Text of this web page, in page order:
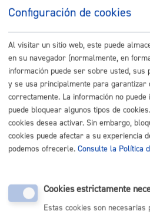
01/ 372
BERABERA , PS DE 4 Behea
Localidad y C.P.:
Donostia / San Sebastián 20009
Teléfono:
943311584 idem (fax)
Sector actividad:
Configuración de cookies
Al visitar un sitio web, este puede
en su navegador (normalmente, en
información puede ser sobre usted,
y se usa principalmente para garantizar
correctamente. La información no
puede bloquear algunos tipos de
cookies desea activar. Sin embargo,
cookies puede afectar a su experiencia
podemos ofrecerle. Consulte la Política
Cookies estrictamente
Estas cookies son necesarias